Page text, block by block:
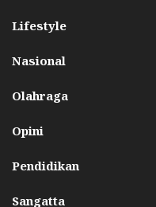
Lifestyle
Nasional
Olahraga
Opini
Pendidikan
Sangatta